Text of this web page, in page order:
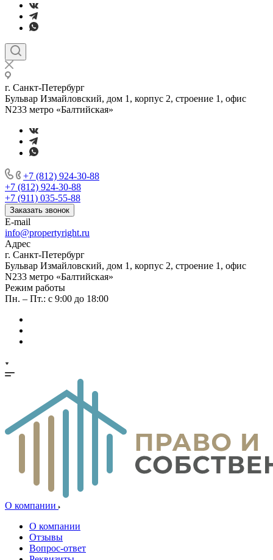
г. Санкт-Петербург
Бульвар Измайловский, дом 1, корпус 2, строение 1, офис
N233 метро «Балтийская»
+7 (812) 924-30-88
+7 (812) 924-30-88
+7 (911) 035-55-88
Заказать звонок
E-mail
info@propertyright.ru
Адрес
г. Санкт-Петербург
Бульвар Измайловский, дом 1, корпус 2, строение 1, офис
N233 метро «Балтийская»
Режим работы
Пн. – Пт.: с 9:00 до 18:00
О компании
О компании
Отзывы
Вопрос-ответ